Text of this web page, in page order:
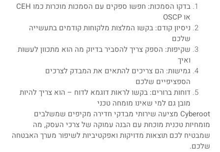
בדקו הסמכות: חפשו ספקים עם הסמכות מוכרות כמו CEH
או OSCP
ניסיון קודם: בקשו המלצות מלקוחות קודמים בתעשייה
שלכם
שקיפות: הספק צריך להסביר בדיוק מה הוא מתכוון לעשות
ואיך
גמישות: הם צריכים להתאים את המבדק לצרכים
הספציפיים שלכם
דוחות ברורים: בקשו לראות דוגמא לדוח – הוא צריך להיות
מובן גם למי שאינו מומחה טכני
Cyberoot מציעה שירותי מבדקי חדירה מקיפים שמשלבים
מומחיות טכנית מוכחת עם הבנה עמוקה של צרכי העסק, מה
שמבטיח לכם תוצאות מדויקות ואפקטיביות לשיפור מערך האבטחה
שלכם.